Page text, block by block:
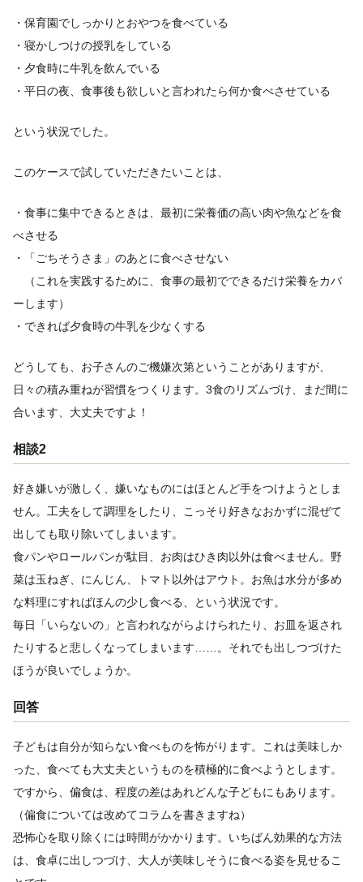
・保育園でしっかりとおやつを食べている
・寝かしつけの授乳をしている
・夕食時に牛乳を飲んでいる
・平日の夜、食事後も欲しいと言われたら何か食べさせている
という状況でした。
このケースで試していただきたいことは、
・食事に集中できるときは、最初に栄養価の高い肉や魚などを食
べさせる
・「ごちそうさま」のあとに食べさせない
（これを実践するために、食事の最初でできるだけ栄養をカバ
ーします）
・できれば夕食時の牛乳を少なくする
どうしても、お子さんのご機嫌次第ということがありますが、
日々の積み重ねが習慣をつくります。3食のリズムづけ、まだ間に
合います、大丈夫ですよ！
相談2
好き嫌いが激しく、嫌いなものにはほとんど手をつけようとしま
せん。工夫をして調理をしたり、こっそり好きなおかずに混ぜて
出しても取り除いてしまいます。
食パンやロールパンが駄目、お肉はひき肉以外は食べません。野
菜は玉ねぎ、にんじん、トマト以外はアウト。お魚は水分が多め
な料理にすればほんの少し食べる、という状況です。
毎日「いらないの」と言われながらよけられたり、お皿を返され
たりすると悲しくなってしまいます……。それでも出しつづけた
ほうが良いでしょうか。
回答
子どもは自分が知らない食べものを怖がります。これは美味しか
った、食べても大丈夫というものを積極的に食べようとします。
ですから、偏食は、程度の差はあれどんな子どもにもあります。
（偏食については改めてコラムを書きますね）
恐怖心を取り除くには時間がかかります。いちばん効果的な方法
は、食卓に出しつづけ、大人が美味しそうに食べる姿を見せるこ